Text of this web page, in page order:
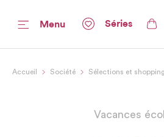
Menu Séries
Accueil Société Sélections et shopping
Vacances